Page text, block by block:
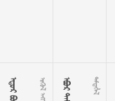
  